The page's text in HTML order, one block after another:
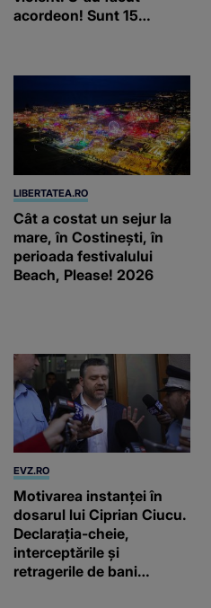
acordeon! Sunt 15
LIBERTATEA.RO
Cât a costat un sejur la
mare, în Costinești, în
perioada festivalului
Beach, Please! 2026
EVZ.RO
Motivarea instanței în
dosarul lui Ciprian Ciucu.
Declarația-cheie,
interceptările și
retragerile de bani